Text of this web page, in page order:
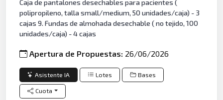
Caja de pantalones desechables para pacientes (
polipropileno, talla small/medium, 50 unidades/caja) - 3
cajas 9. Fundas de almohada desechable ( no tejido, 100
unidades/caja) - 4 cajas
Apertura de Propuestas: 26/06/2026
Asistente IA Lotes Bases
Cuota